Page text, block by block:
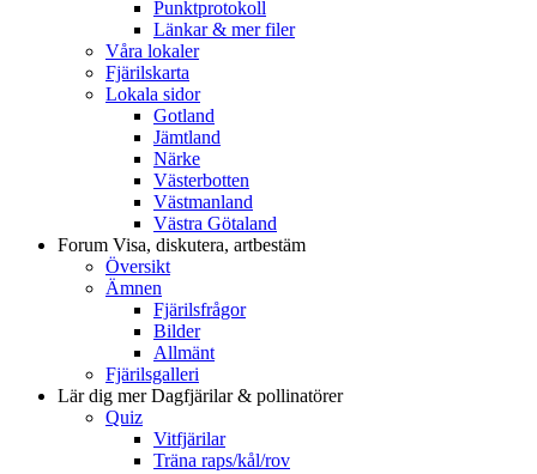
Punktprotokoll
Länkar & mer filer
Våra lokaler
Fjärilskarta
Lokala sidor
Gotland
Jämtland
Närke
Västerbotten
Västmanland
Västra Götaland
Forum Visa, diskutera, artbestäm
Översikt
Ämnen
Fjärilsfrågor
Bilder
Allmänt
Fjärilsgalleri
Lär dig merDagfjärilar & pollinatörer
Quiz
Vitfjärilar
Träna raps/kål/rov